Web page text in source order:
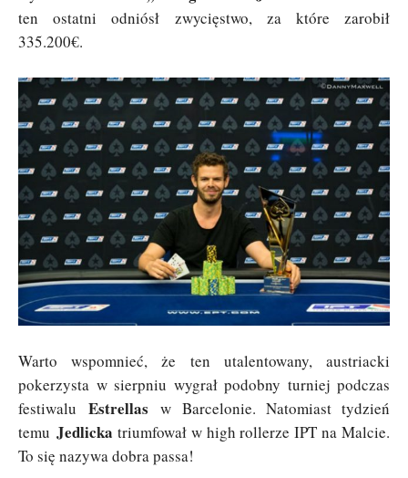
ten ostatni odniósł zwycięstwo, za które zarobił
335.200€.
Warto wspomnieć, że ten utalentowany, austriacki
pokerzysta w sierpniu wygrał podobny turniej podczas
festiwaluEstrellasw Barcelonie. Natomiast tydzień
temu Jedlicka triumfował w high rollerze IPT na Malcie.
To się nazywa dobra passa!